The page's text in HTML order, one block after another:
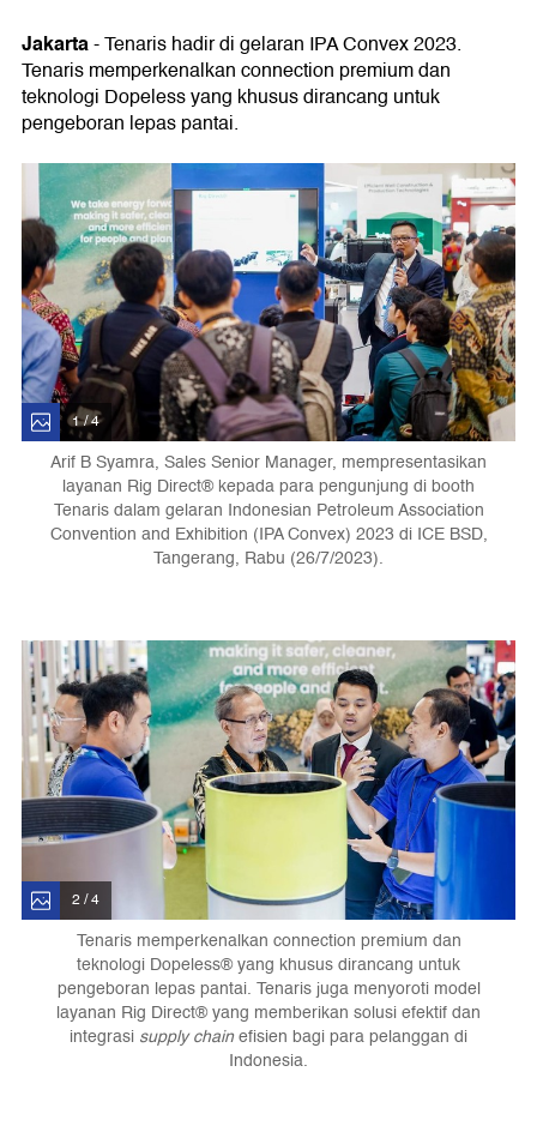
Jakarta- Tenaris hadir di gelaran IPA Convex 2023.
Tenaris memperkenalkan connection premium dan
teknologi Dopeless yang khusus dirancang untuk
pengeboran lepas pantai.
1 / 4
Arif B Syamra, Sales Senior Manager, mempresentasikan
layanan Rig Direct®️ kepada para pengunjung di booth
Tenaris dalam gelaran Indonesian Petroleum Association
Convention and Exhibition (IPA Convex) 2023 di ICE BSD,
Tangerang, Rabu (26/7/2023).
2 / 4
Tenaris memperkenalkan connection premium dan
teknologi Dopeless® yang khusus dirancang untuk
pengeboran lepas pantai. Tenaris juga menyoroti model
layanan Rig Direct® yang memberikan solusi efektif dan
integrasi supply chainefisien bagi para pelanggan di
Indonesia.